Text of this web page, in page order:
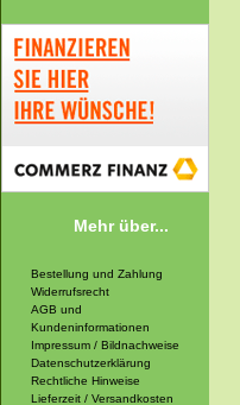
Mehr über...
Bestellung und Zahlung
Widerrufsrecht
AGB und
Kundeninformationen
Impressum / Bildnachweise
Datenschutzerklärung
Rechtliche Hinweise
Lieferzeit / Versandkosten